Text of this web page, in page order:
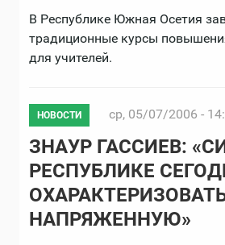
В Республике Южная Осетия
традиционные курсы
для учителей.
НОВОСТИ ср, 05/07/2006 -
ЗНАУР ГАССИЕВ:
РЕСПУБЛИКЕ
НАПРЯЖЕННУЮ»